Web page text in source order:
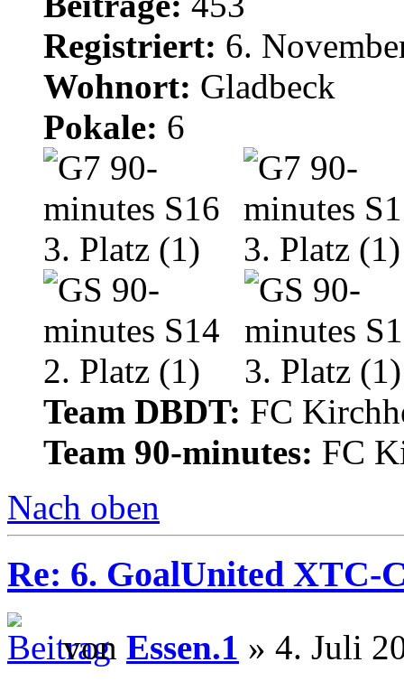
Registriert: 6.
Wohnort: Gladbeck
Pokale: 6
Team DBDT: FC
Team 90-minutes: FC
Nach oben
Re: 6. GoalUnited XTC-
von Essen.1 » 4. Juli